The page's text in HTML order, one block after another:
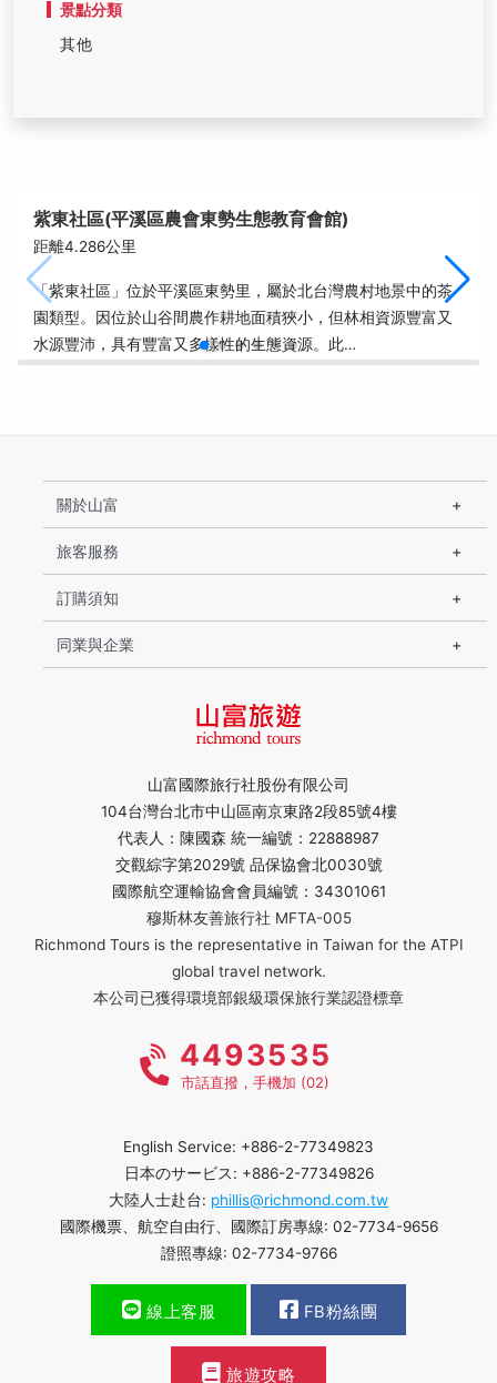
景點分類
其他
紫東社區(平溪區農會東勢生態教育會館)
距離4.286公里
「紫東社區」位於平溪區東勢里，屬於北台灣農村地景中的茶
園類型。因位於山谷間農作耕地面積狹小，但林相資源豐富又
水源豐沛，具有豐富又多樣性的生態資源。此…
山富國際旅行社股份有限公司
104台灣台北市中山區南京東路2段85號4樓
代表人：陳國森 統一編號：22888987
交觀綜字第2029號 品保協會北0030號
國際航空運輸協會會員編號：34301061
穆斯林友善旅行社 MFTA-005
Richmond Tours is the representative in Taiwan for the ATPI
global travel network.
本公司已獲得環境部銀級環保旅行業認證標章
關於山富
旅客服務
訂購須知
同業與企業
4493535
市話直撥，手機加 (02)
English Service: +886-2-77349823
日本のサービス: +886-2-77349826
大陸人士赴台: phillis@richmond.com.tw
國際機票、航空自由行、國際訂房專線: 02-7734-9656
證照專線: 02-7734-9766
線上客服 FB粉絲團
旅遊攻略